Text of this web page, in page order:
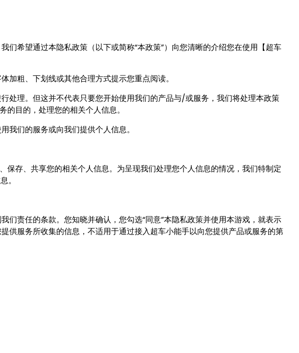
希望通过本隐私政策（以下或简称“本政策”）向您清晰的介绍您在使用【超车
粗、下划线或其他合理方式提示您重点阅读。
处理。但这并不代表只要您开始使用我们的产品与/或服务，我们将处理本政策
目的，处理您的相关个人信息。
我们的服务或向我们提供个人信息。
存、共享您的相关个人信息。为呈现我们处理您个人信息的情况，我们特制定
。
责任的条款。您知晓并确认，您勾选“同意”本隐私政策并使用本游戏，就表示
供服务所收集的信息，不适用于通过接入超车小能手以向您提供产品或服务的第